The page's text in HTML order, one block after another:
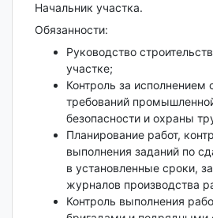
Начальник участка.
Обязанности:
Руководство
участке;
Контроль за исполнением
требований
безопасности и охраны
Планирование работ,
выполнения заданий по
в установленные сроки,
журналов производства
Контроль выполнения